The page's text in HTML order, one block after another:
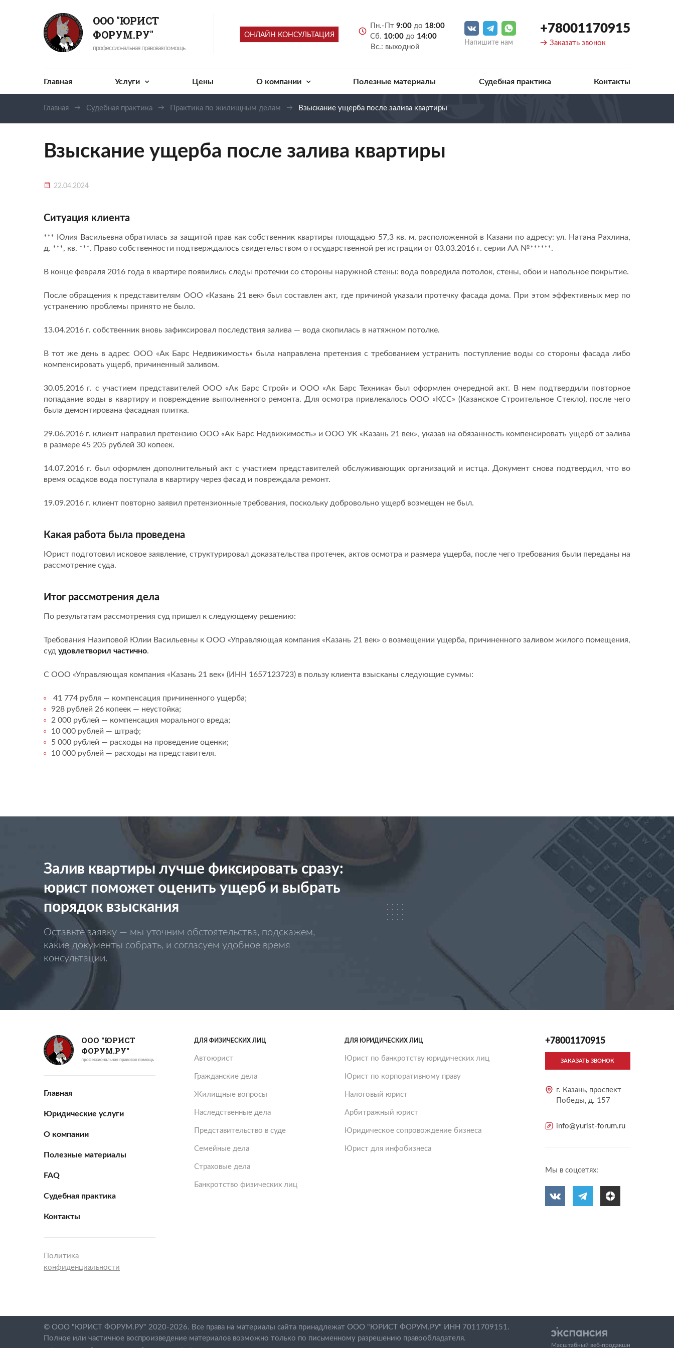
ООО "ЮРИСТ
ФОРУМ.РУ"
профессиональная правовая помощь
ОНЛАЙН КОНСУЛЬТАЦИЯ
Пн.-Пт 9:00 до 18:00
Сб. 10:00 до 14:00
Вс.: выходной
Напишите нам
+78001170915
Заказать звонок
Главная Услуги Цены О компании Полезные материалы Судебная практика Контакты
Главная Судебная практика Практика по жилищным делам Взыскание ущерба после залива квартиры
Взыскание ущерба после залива квартиры
22.04.2024
Ситуация клиента
*** Юлия Васильевна обратилась за защитой прав как собственник квартиры площадью 57,3 кв. м, расположенной в Казани по адресу: ул. Натана Рахлина,
д. ***, кв. ***. Право собственности подтверждалось свидетельством о государственной регистрации от 03.03.2016 г. серии АА №******.
В конце февраля 2016 года в квартире появились следы протечки со стороны наружной стены: вода повредила потолок, стены, обои и напольное покрытие.
После обращения к представителям ООО «Казань 21 век» был составлен акт, где причиной указали протечку фасада дома. При этом эффективных мер по
устранению проблемы принято не было.
13.04.2016 г. собственник вновь зафиксировал последствия залива — вода скопилась в натяжном потолке.
В тот же день в адрес ООО «Ак Барс Недвижимость» была направлена претензия с требованием устранить поступление воды со стороны фасада либо
компенсировать ущерб, причиненный заливом.
30.05.2016 г. с участием представителей ООО «Ак Барс Строй» и ООО «Ак Барс Техника» был оформлен очередной акт. В нем подтвердили повторное
попадание воды в квартиру и повреждение выполненного ремонта. Для осмотра привлекалось ООО «КСС» (Казанское Строительное Стекло), после чего
была демонтирована фасадная плитка.
29.06.2016 г. клиент направил претензию ООО «Ак Барс Недвижимость» и ООО УК «Казань 21 век», указав на обязанность компенсировать ущерб от залива
в размере 45 205 рублей 30 копеек.
14.07.2016 г. был оформлен дополнительный акт с участием представителей обслуживающих организаций и истца. Документ снова подтвердил, что во
время осадков вода поступала в квартиру через фасад и повреждала ремонт.
19.09.2016 г. клиент повторно заявил претензионные требования, поскольку добровольно ущерб возмещен не был.
Какая работа была проведена
Юрист подготовил исковое заявление, структурировал доказательства протечек, актов осмотра и размера ущерба, после чего требования были переданы на
рассмотрение суда.
Итог рассмотрения дела
По результатам рассмотрения суд пришел к следующему решению:
Требования Назиповой Юлии Васильевны к ООО «Управляющая компания «Казань 21 век» о возмещении ущерба, причиненного заливом жилого помещения,
суд удовлетворил частично.
С ООО «Управляющая компания «Казань 21 век» (ИНН 1657123723) в пользу клиента взысканы следующие суммы:
41 774 рубля — компенсация причиненного ущерба;
928 рублей 26 копеек — неустойка;
2 000 рублей — компенсация морального вреда;
10 000 рублей — штраф;
5 000 рублей — расходы на проведение оценки;
10 000 рублей — расходы на представителя.
Залив квартиры лучше фиксировать сразу:
юрист поможет оценить ущерб и выбрать
порядок взыскания
Оставьте заявку — мы уточним обстоятельства, подскажем,
какие документы собрать, и согласуем удобное время
консультации.
ООО "ЮРИСТ
ФОРУМ.РУ"
Главная
Юридические услуги
О компании
Полезные материалы
FAQ
Судебная практика
Контакты
Политика
конфиденциальности
ДЛЯ ФИЗИЧЕСКИХ ЛИЦ
Автоюрист
Гражданские дела
Жилищные вопросы
Наследственные дела
Представительство в суде
Семейные дела
Страховые дела
Банкротство физических лиц
ДЛЯ ЮРИДИЧЕСКИХ ЛИЦ
Юрист по банкротству юридических лиц
Юрист по корпоративному праву
Налоговый юрист
Арбитражный юрист
Юридическое сопровождение бизнеса
Юрист для инфобизнеса
+78001170915
ЗАКАЗАТЬ ЗВОНОК
г. Казань, проспект
Победы, д. 157
info@yurist-forum.ru
Мы в соцсетях:
© ООО "ЮРИСТ ФОРУМ.РУ" 2020-2026. Все права на материалы сайта принадлежат ООО "ЮРИСТ ФОРУМ.РУ" ИНН 7011709151.
Полное или частичное воспроизведение материалов возможно только по письменному разрешению правообладателя.
Масштабный веб-продакшн